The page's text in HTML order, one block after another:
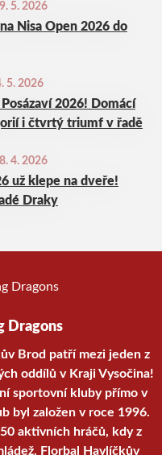
5. 2026
Nisa Open 2026 do
5. 2026
2026! Domácí
i čtvrtý triumf v řadě
4. 2026
už klepe na dveře!
Draky
Dragons
Brod patří mezi jeden z
oddílů v Kraji Vysočina!
sportovní kluby přímo v
byl založen v roce 1996.
aktivních hráčů, kdy z
Florbal Havlíčkův